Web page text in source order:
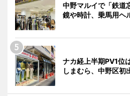
中野マルイで「鉄
鏡や時計、乗馬用ヘ
ナカ経上半期PV1位
しまむら、中野区初